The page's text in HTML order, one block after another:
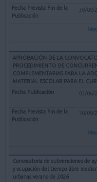
30/09/
APROBACIÓN DE LA
PROCEDIMIENTO DE
COMPLEMENTARIAS PARA LA
MATERIAL ESCOLAR PARA EL
03/06/
30/09/
Convocatoria de subvenciones de
y ocupación del tiempo libre
urbanas verano de 2026